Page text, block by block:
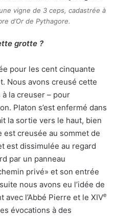
vigne de 3 ceps, cadastrée à
d’Or de Pythagore.
grotte ?
pour les cent cinquante
Nous avons creusé cette
la creuser – pour
Platon s’est enfermé dans
la sortie vers le haut, bien
est creusée au sommet de
est dissimulée au regard
par un panneau
privé» et son entrée
nous avons eu l’idée de
l’Abbé Pierre et le XIVe
évocations à des